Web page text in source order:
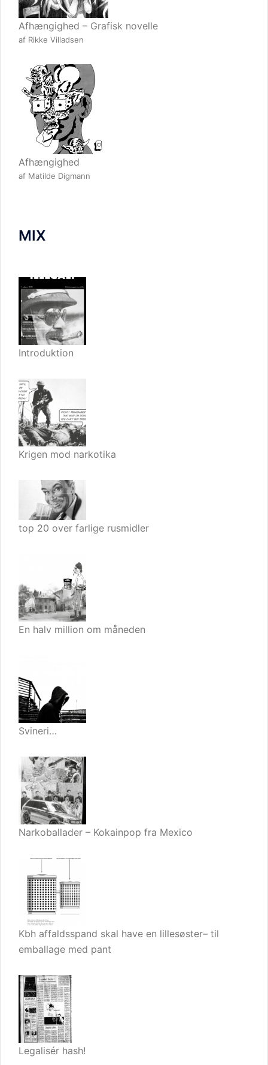
Afhængighed – Grafisk novelle
af Rikke Villadsen
Afhængighed
af Matilde Digmann
MIX
Introduktion
Krigen mod narkotika
top 20 over farlige rusmidler
En halv million om måneden
Svineri…
Narkoballader – Kokainpop fra Mexico
Kbh affaldsspand skal have en lillesøster– til
emballage med pant
Legalisér hash!